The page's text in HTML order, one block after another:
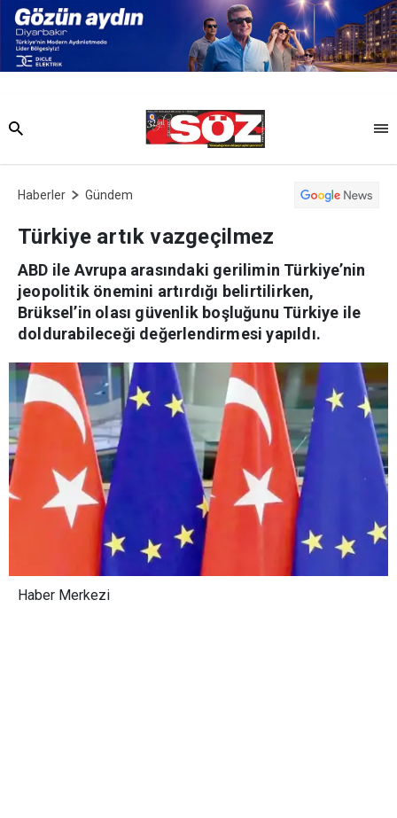
Haberler Gündem
Türkiye artık vazgeçilmez
ABD ile Avrupa arasındaki gerilimin Türkiye’nin
jeopolitik önemini artırdığı belirtilirken,
Brüksel’in olası güvenlik boşluğunu Türkiye ile
doldurabileceği değerlendirmesi yapıldı.
Haber Merkezi